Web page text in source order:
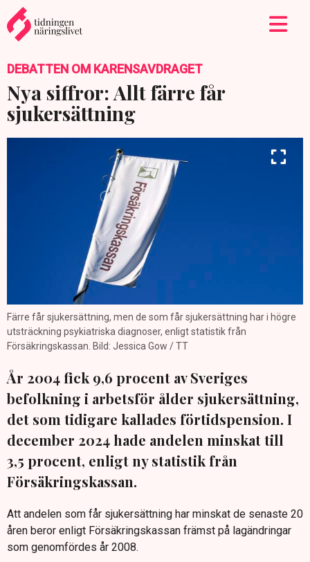
DEBATTEN OM KARENSAVDRAGET
Nya siffror: Allt färre får
sjukersättning
Färre får sjukersättning, men de som får sjukersättning har i högre
utsträckning psykiatriska diagnoser, enligt statistik från
Försäkringskassan. Bild: Jessica Gow / TT
År 2004 fick 9,6 procent av Sveriges
befolkning i arbetsför ålder sjukersättning,
det som tidigare kallades förtidspension. I
december 2024 hade andelen minskat till
3,5 procent, enligt ny statistik från
Försäkringskassan.
Att andelen som får sjukersättning har minskat de senaste 20
åren beror enligt Försäkringskassan främst på lagändringar
som genomfördes år 2008.